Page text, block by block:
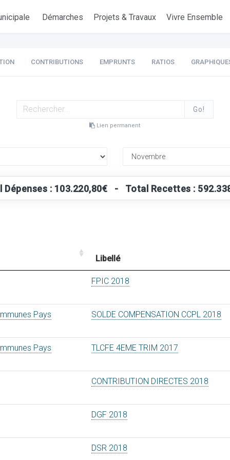
Démarches Projets & Travaux Vivre Ensemble
CONTRIBUTIONS EMPRUNTS RATIOS
Go!
Lien permanent
Dépenses : 103.220,80€ - Total Recettes :
Libellé
FPIC 2018
Pays SOLDE COMPENSATION CCPL 2018
Pays TLCFE 4EME TRIM 2017
CONTRIBUTION DIRECTES 2018
DGF 2018
DSR 2018